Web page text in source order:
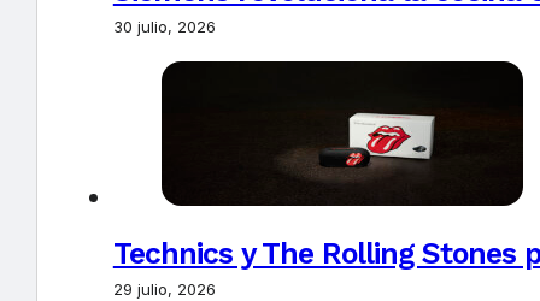
30 julio, 2026
Technics y The Rolling Stones
29 julio, 2026